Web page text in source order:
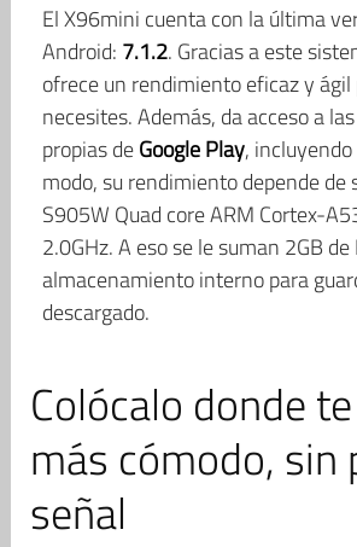
El X96mini cuenta con la última
Android: 7.1.2. Gracias a este
ofrece un rendimiento eficaz y ágil
necesites. Además, da acceso a
propias deGoogle Play, incluyendo
modo, su rendimiento depende de
S905W Quad core ARM Cortex-
2.0GHz. A eso se le suman 2GB
almacenamiento interno para
descargado.
Colócalo donde
más cómodo, sin
señal